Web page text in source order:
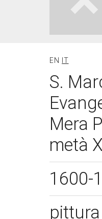
EN IT
S.
Mera
metà
1600-